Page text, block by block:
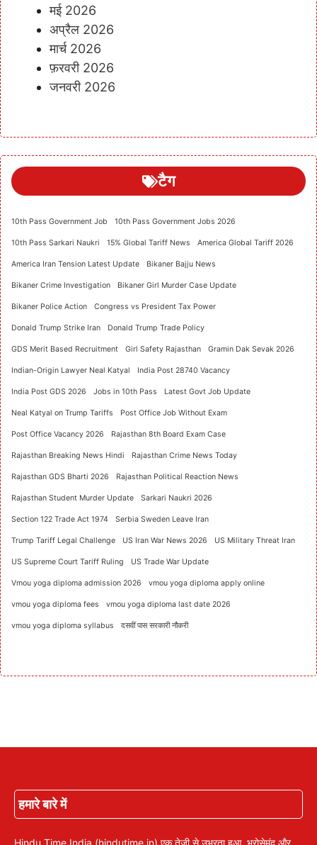
मई 2026
अप्रैल 2026
मार्च 2026
फ़रवरी 2026
जनवरी 2026
टैग
10th Pass Government Job 10th Pass Government Jobs 2026
10th Pass Sarkari Naukri 15% Global Tariff News America Global Tariff 2026
America Iran Tension Latest Update Bikaner Bajju News
Bikaner Crime Investigation Bikaner Girl Murder Case Update
Bikaner Police Action Congress vs President Tax Power
Donald Trump Strike Iran Donald Trump Trade Policy
GDS Merit Based Recruitment Girl Safety Rajasthan Gramin Dak Sevak 2026
Indian-Origin Lawyer Neal Katyal India Post 28740 Vacancy
India Post GDS 2026 Jobs in 10th Pass Latest Govt Job Update
Neal Katyal on Trump Tariffs Post Office Job Without Exam
Post Office Vacancy 2026 Rajasthan 8th Board Exam Case
Rajasthan Breaking News Hindi Rajasthan Crime News Today
Rajasthan GDS Bharti 2026 Rajasthan Political Reaction News
Rajasthan Student Murder Update Sarkari Naukri 2026
Section 122 Trade Act 1974 Serbia Sweden Leave Iran
Trump Tariff Legal Challenge US Iran War News 2026 US Military Threat Iran
US Supreme Court Tariff Ruling US Trade War Update
Vmou yoga diploma admission 2026 vmou yoga diploma apply online
vmou yoga diploma fees vmou yoga diploma last date 2026
vmou yoga diploma syllabus दसवीं पास सरकारी नौकरी
हमारे बारे में